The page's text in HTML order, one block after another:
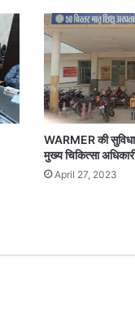
WARMER की
मुख्य चिकित्सा
April 27, 2023